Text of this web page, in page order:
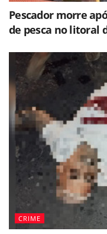
Pescador morre
de pesca no litoral
CRIME